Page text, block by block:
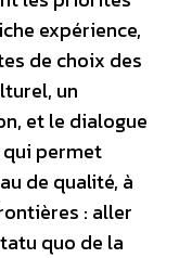
expérience,
de choix des
un
et le dialogue
qui permet
de qualité, à
: aller
quo de la